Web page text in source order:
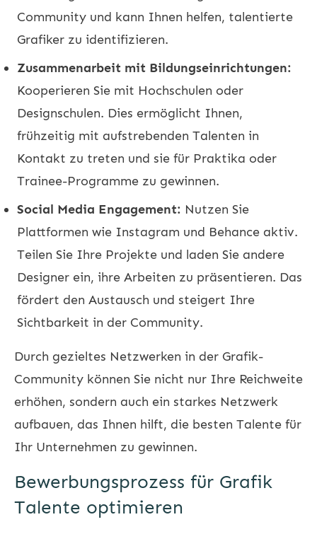
Community und kann Ihnen helfen, talentierte
Grafiker zu identifizieren.
Zusammenarbeit mit Bildungseinrichtungen:
Kooperieren Sie mit Hochschulen oder
Designschulen. Dies ermöglicht Ihnen,
frühzeitig mit aufstrebenden Talenten in
Kontakt zu treten und sie für Praktika oder
Trainee-Programme zu gewinnen.
Social Media Engagement: Nutzen Sie
Plattformen wie Instagram und Behance aktiv.
Teilen Sie Ihre Projekte und laden Sie andere
Designer ein, ihre Arbeiten zu präsentieren. Das
fördert den Austausch und steigert Ihre
Sichtbarkeit in der Community.
Durch gezieltes Netzwerken in der Grafik-
Community können Sie nicht nur Ihre Reichweite
erhöhen, sondern auch ein starkes Netzwerk
aufbauen, das Ihnen hilft, die besten Talente für
Ihr Unternehmen zu gewinnen.
Bewerbungsprozess für Grafik
Talente optimieren